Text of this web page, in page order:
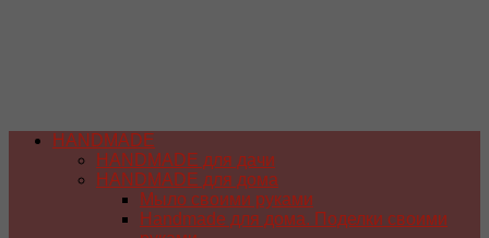
HANDMADE
HANDMADE для дачи
HANDMADE для дома
Мыло своими руками
Handmade для дома. Поделки своими